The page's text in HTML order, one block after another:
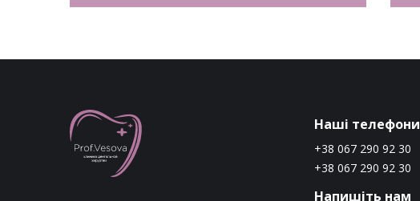
Наші телефони
+38 067 290 92 30
+38 067 290 92 30
Напишіть нам